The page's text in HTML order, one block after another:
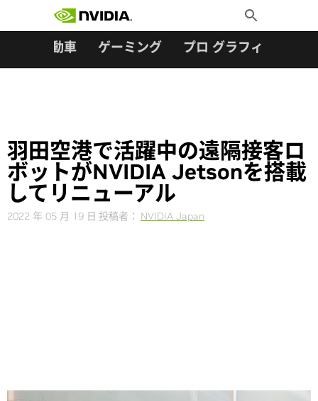
Toggle
Search
自動車 ゲーミング プロ グラフィックス
羽田空港で活躍中の遠隔接客ロ
ボットがNVIDIA Jetsonを搭載
してリニューアル
2022 年 05 月 19 日 投稿者： NVIDIA Japan